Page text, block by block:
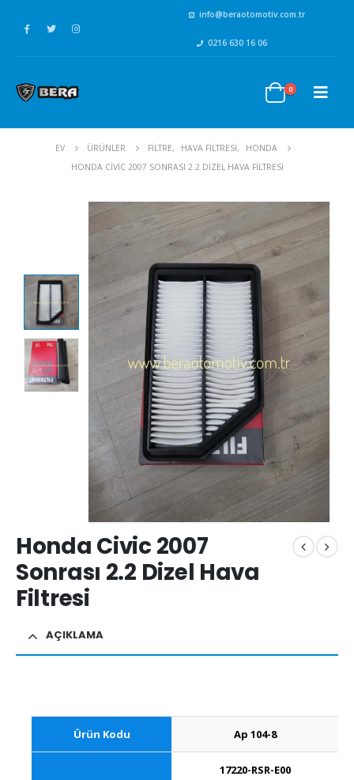
info@beraotomotiv.com.tr
0216 630 16 06
0
EV ÜRÜNLER FİLTRE, HAVA FİLTRESİ,
HONDA
HONDA CIVIC 2007 SONRASI 2.2 DIZEL HAVA FILTRESI
Honda Civic 2007
Sonrası 2.2 Dizel Hava
Filtresi
AÇIKLAMA
Ürün Kodu Ap 104-8
17220-RSR-E00